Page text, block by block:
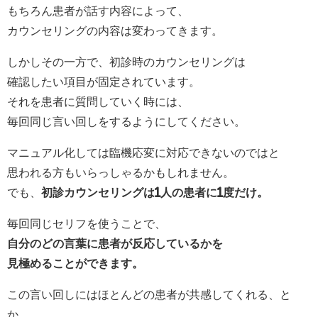
もちろん患者が話す内容によって、
カウンセリングの内容は変わってきます。
しかしその一方で、初診時のカウンセリングは
確認したい項目が固定されています。
それを患者に質問していく時には、
毎回同じ言い回しをするようにしてください。
マニュアル化しては臨機応変に対応できないのではと
思われる方もいらっしゃるかもしれません。
でも、 初診カウンセリングは1人の患者に1度だけ。
毎回同じセリフを使うことで、
自分のどの言葉に患者が反応しているかを
見極めることができます。
この言い回しにはほとんどの患者が共感してくれる、と
か、